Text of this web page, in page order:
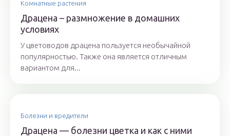
Комнатные растения
Драцена – размножение в домашних
условиях
У цветоводов драцена пользуется необычайной
популярностью. Также она является отличным
вариантом для...
Болезни и вредители
Драцена — болезни цветка и как с ними